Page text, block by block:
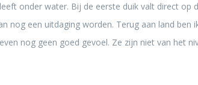
onder water. Bij de eerste duik valt direct op
nog een uitdaging worden. Terug aan land ben
nog geen goed gevoel. Ze zijn niet van het